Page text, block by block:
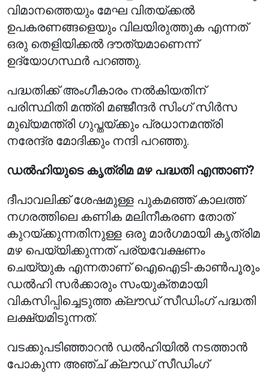
വിമാനത്തെയും മേഘ വിതയ്ക്കൽ
ഉപകരണങ്ങളെയും വിലയിരുത്തുക എന്നത്
ഒരു തെളിയിക്കൽ ദൗത്യമാണെന്ന്
ഉദ്യോഗസ്ഥർ പറഞ്ഞു.
പദ്ധതിക്ക് അംഗീകാരം നൽകിയതിന്
പരിസ്ഥിതി മന്ത്രി മഞ്ജീന്ദർ സിംഗ് സിർസ
മുഖ്യമന്ത്രി ഗുപ്തയ്ക്കും പ്രധാനമന്ത്രി
നരേന്ദ്ര മോദിക്കും നന്ദി പറഞ്ഞു.
ഡൽഹിയുടെ കൃത്രിമ മഴ പദ്ധതി എന്താണ്?
ദീപാവലിക്ക് ശേഷമുള്ള പുകമഞ്ഞ് കാലത്ത്
നഗരത്തിലെ കണിക മലിനീകരണ തോത്
കുറയ്ക്കുന്നതിനുള്ള ഒരു മാർഗമായി കൃത്രിമ
മഴ പെയ്യിക്കുന്നത് പര്യവേക്ഷണം
ചെയ്യുക എന്നതാണ് ഐഐടി-കാൺപൂരും
ഡൽഹി സർക്കാരും സംയുക്തമായി
വികസിപ്പിച്ചെടുത്ത ക്ലൗഡ് സീഡിംഗ് പദ്ധതി
ലക്ഷ്യമിടുന്നത്.
വടക്കുപടിഞ്ഞാറൻ ഡൽഹിയിൽ നടത്താൻ
പോകുന്ന അഞ്ച് ക്ലൗഡ് സീഡിംഗ്